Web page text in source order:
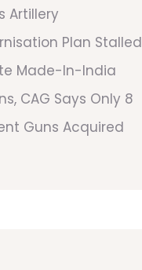
Artillery
Plan Stalled
Made-In-India
CAG Says Only 8
Guns Acquired